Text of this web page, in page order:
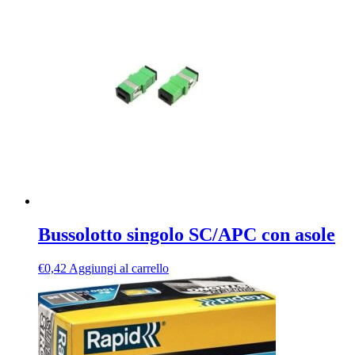
Bussolotto singolo SC/APC con asole
€0,42 Aggiungi al carrello